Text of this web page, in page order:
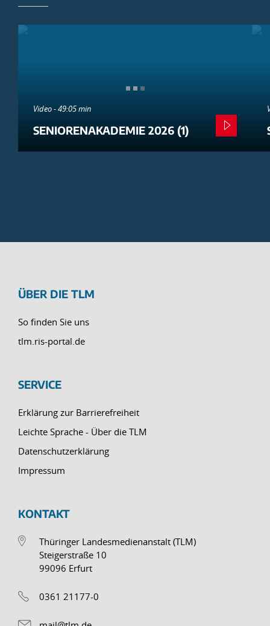
Video - 49:05 min
SENIORENAKADEMIE 2026 (1)
ÜBER DIE TLM
So finden Sie uns
tlm.ris-portal.de
SERVICE
Erklärung zur Barrierefreiheit
Leichte Sprache - Über die TLM
Datenschutzerklärung
Impressum
KONTAKT
Thüringer Landesmedienanstalt (TLM)
Steigerstraße 10
99096 Erfurt
0361 21177-0